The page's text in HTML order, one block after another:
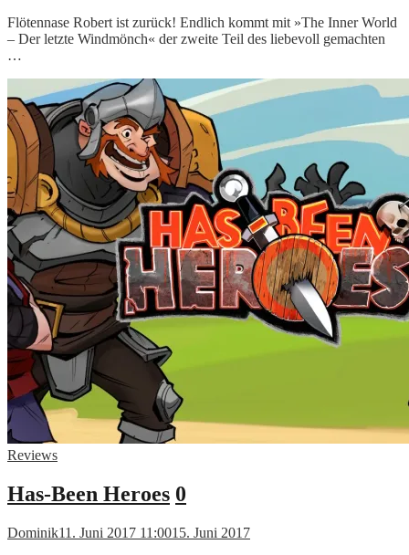
Flötennase Robert ist zurück! Endlich kommt mit »The Inner World
– Der letzte Windmönch« der zweite Teil des liebevoll gemachten
…
Reviews
Has-Been Heroes 0
Dominik11. Juni 2017 11:0015. Juni 2017